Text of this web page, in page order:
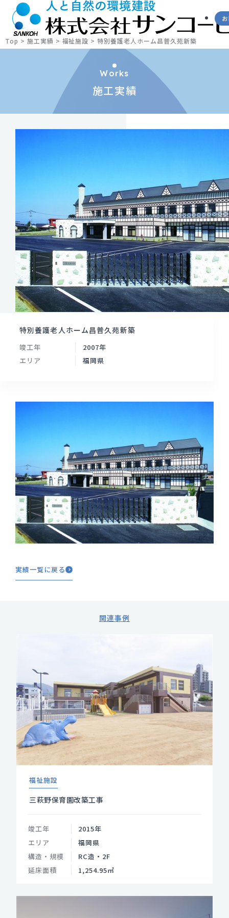
Top > 施工実績 > 福祉施設 >特別養護老人ホーム昌普久苑新築
Works
施工実績
特別養護老人ホーム昌普久苑新築
竣工年
2007年
エリア
福岡県
実績一覧に戻る
関連事例
福祉施設
三萩野保育園改築工事
竣工年
2015年
エリア
福岡県
構造・規模
RC造・2F
延床面積
1,254.95㎡